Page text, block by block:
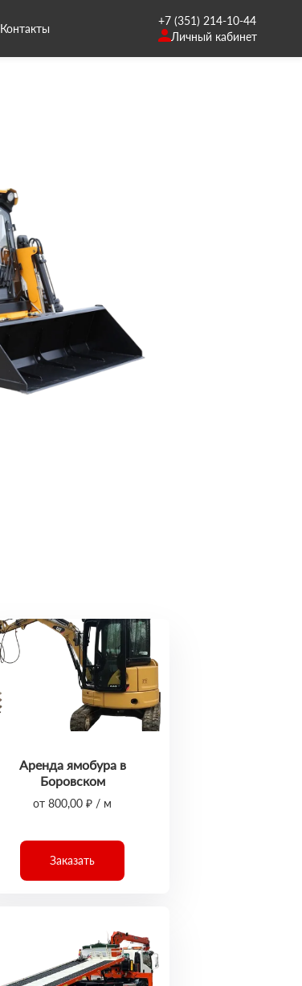
Контакты
+7 (351) 214-10-44
Личный кабинет
Аренда ямобура в
Боровском
от 800,00 ₽ / м
Заказать